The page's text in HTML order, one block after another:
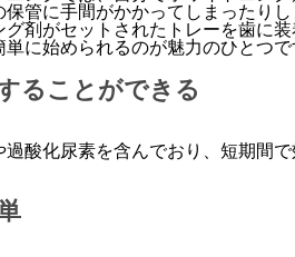
管に手間がかかってしまったり
グ剤がセットされたトレーを歯に
に始められるのが魅力のひとつで
ることができる
酸化尿素を含んでおり、短期間